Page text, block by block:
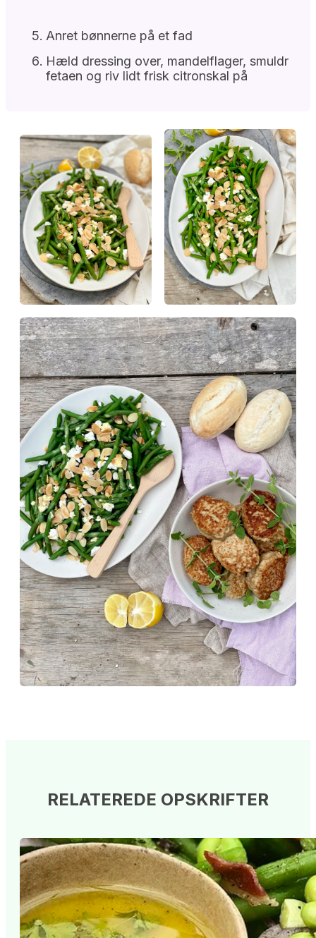
Anret bønnerne på et fad
Hæld dressing over, mandelflager, smuldr
fetaen og riv lidt frisk citronskal på
RELATEREDE OPSKRIFTER